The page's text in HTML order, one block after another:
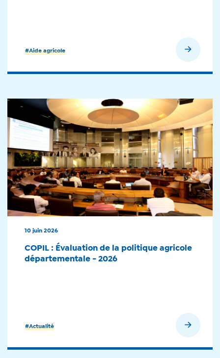
#Aide agricole
#Actualité
10 juin 2026
COPIL : Évaluation de la politique agricole
départementale - 2026